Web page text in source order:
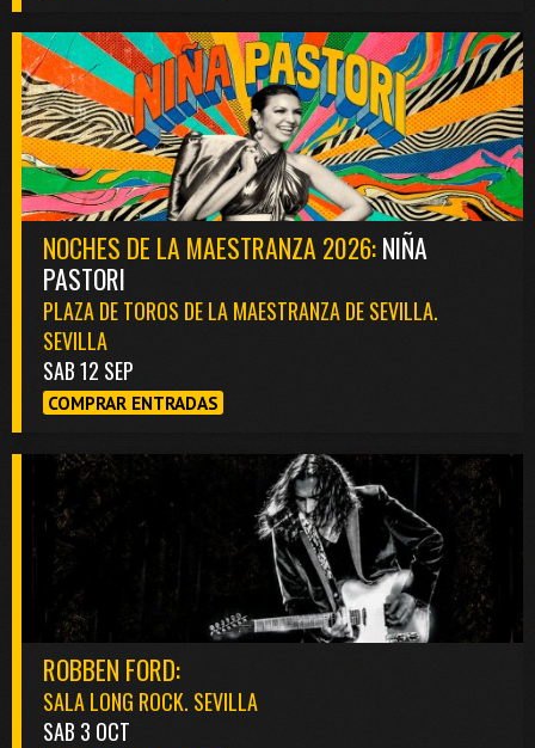
NOCHES DE LA MAESTRANZA 2026:NIÑA
PASTORI
PLAZA DE TOROS DE LA MAESTRANZA DE SEVILLA.
SEVILLA
SAB 12 SEP
COMPRAR ENTRADAS
ROBBEN FORD:
SALA LONG ROCK. SEVILLA
SAB 3 OCT